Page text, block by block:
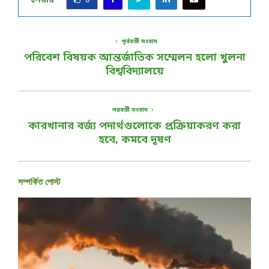
পূর্ববর্তী সংবাদ
পরিবেশ বিষয়ক আন্তর্জাতিক সম্মেলন হলো খুলনা
বিশ্ববিদ্যালয়ে
পরবর্তী সংবাদ
কারখানার বর্জ্য পদার্থগুলোকে প্রক্রিয়াকরণ করা
হবে, কমবে দূষণ
সম্পর্কিত পোস্ট